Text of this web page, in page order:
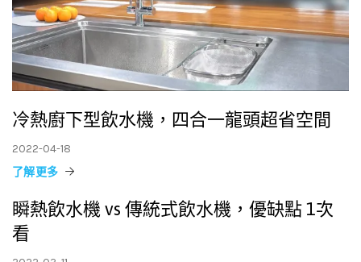
冷熱廚下型飲水機，四合一龍頭超省空間
2022-04-18
了解更多
瞬熱飲水機 vs 傳統式飲水機，優缺點 1次
看